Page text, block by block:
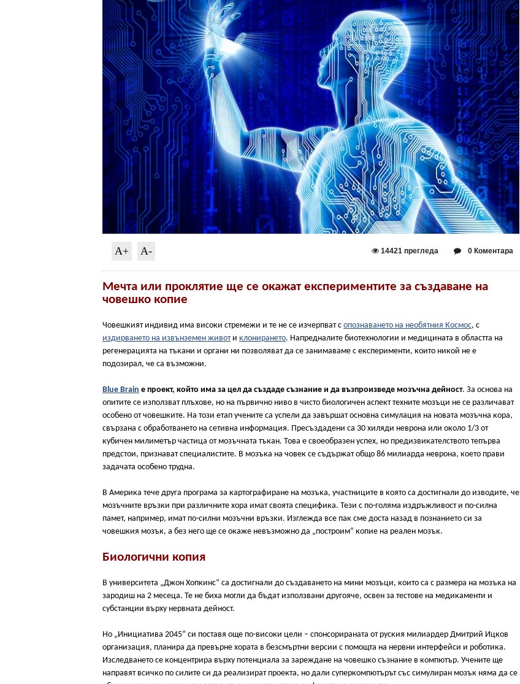
A+ A- 14421 прегледа 0 Коментара
Мечта или проклятие ще се окажат експериментите за създаване на
човешко копие
Човешкият индивид има високи стремежи и те не се изчерпват с опознаването на необятния Космос, с
издирването на извънземен животи клонирането. Напредналите биотехнологии и медицината в областта на
регенерацията на тъкани и органи ни позволяват да се занимаваме с експерименти, които никой не е
подозирал, че са възможни.
Blue Brain е проект, който има за цел да създаде съзнание и да възпроизведе мозъчна дейност. За основа на
опитите се използват плъхове, но на първично ниво в чисто биологичен аспект техните мозъци не се различават
особено от човешките. На този етап учените са успели да завършат основна симулация на новата мозъчна кора,
свързана с обработването на сетивна информация. Пресъздадени са 30 хиляди неврона или около 1/3 от
кубичен милиметър частица от мозъчната тъкан. Това е своеобразен успех, но предизвикателството тепърва
предстои, признават специалистите. В мозъка на човек се съдържат общо 86 милиарда неврона, което прави
задачата особено трудна.
В Америка тече друга програма за картографиране на мозъка, участниците в която са достигнали до изводите, че
мозъчните връзки при различните хора имат своята специфика. Тези с по-голяма издръжливост и по-силна
памет, например, имат по-силни мозъчни връзки. Изглежда все пак сме доста назад в познанието си за
човешкия мозък, а без него ще се окаже невъзможно да „построим“ копие на реален мозък.
Биологични копия
В университета „Джон Хопкинс“ са достигнали до създаването на мини мозъци, които са с размера на мозъка на
зародиш на 2 месеца. Те не биха могли да бъдат използвани другояче, освен за тестове на медикаменти и
субстанции върху нервната дейност.
Но „Инициатива 2045“ си поставя още по-високи цели – спонсорираната от руския милиардер Дмитрий Ицков
организация, планира да превърне хората в безсмъртни версии с помощта на нервни интерфейси и роботика.
Изследването се концентрира върху потенциала за зареждане на човешко съзнание в компютър. Учените ще
направят всичко по силите си да реализират проекта, но дали суперкомпютърът със симулиран мозък няма да се